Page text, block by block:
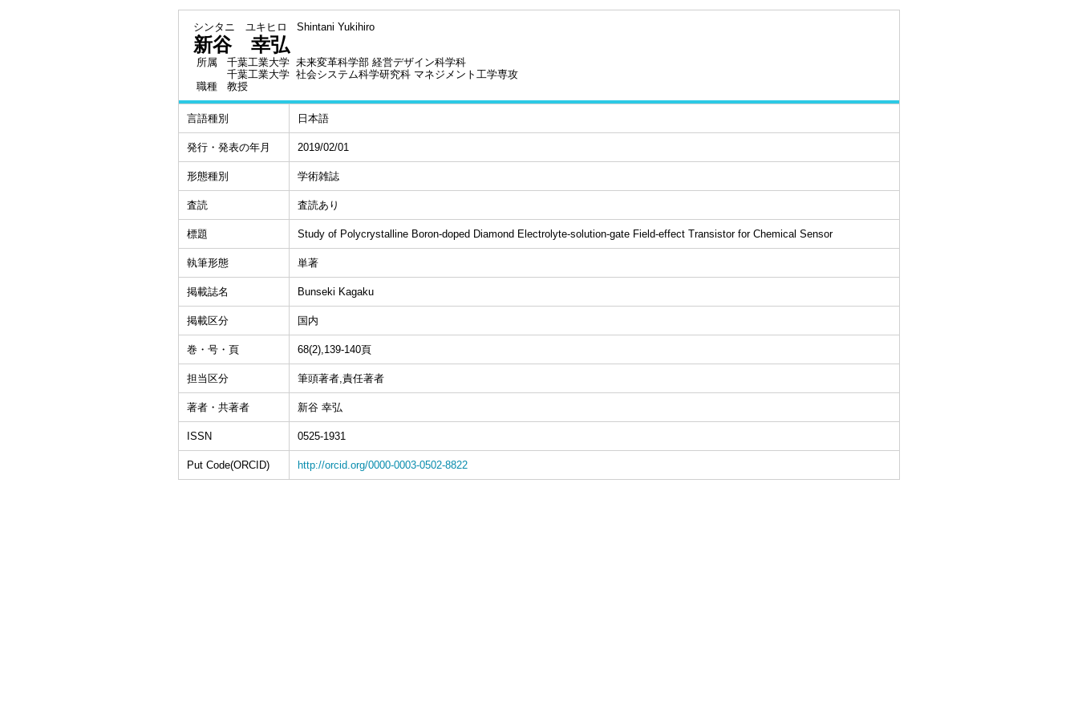
シンタニ ユキヒロ Shintani Yukihiro
新谷 幸弘
所属
千葉工業大学 未来変革科学部 経営デザイン科学科
千葉工業大学 社会システム科学研究科 マネジメント工学専攻
職種
教授
言語種別 日本語
発行・発表の年月 2019/02/01
形態種別 学術雑誌
査読 査読あり
標題 Study of Polycrystalline Boron-doped Diamond Electrolyte-solution-gate Field-effect Transistor for Chemical Sensor
執筆形態 単著
掲載誌名 Bunseki Kagaku
掲載区分 国内
巻・号・頁 68(2),139-140頁
担当区分 筆頭著者,責任著者
著者・共著者 新谷 幸弘
ISSN 0525-1931
Put Code(ORCID) http://orcid.org/0000-0003-0502-8822